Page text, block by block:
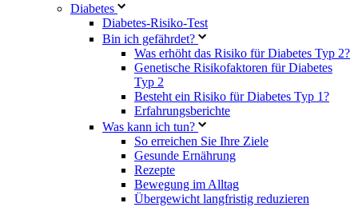
Diabetes
Diabetes-Risiko-Test
Bin ich gefährdet?
Was erhöht das Risiko für Diabetes Typ 2?
Genetische Risikofaktoren für Diabetes
Typ 2
Besteht ein Risiko für Diabetes Typ 1?
Erfahrungsberichte
Was kann ich tun?
So erreichen Sie Ihre Ziele
Gesunde Ernährung
Rezepte
Bewegung im Alltag
Übergewicht langfristig reduzieren